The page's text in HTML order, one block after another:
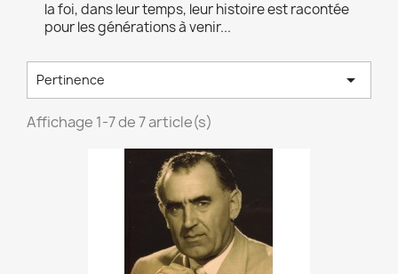
la foi, dans leur temps, leur histoire est racontée
pour les générations à venir...
Pertinence 
Affichage 1-7 de 7 article(s)